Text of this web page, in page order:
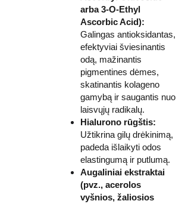
arba 3-O-Ethyl
Ascorbic Acid):
Galingas antioksidantas,
efektyviai šviesinantis
odą, mažinantis
pigmentines dėmes,
skatinantis kolageno
gamybą ir saugantis nuo
laisvųjų radikalų.
Hialurono rūgštis:
Užtikrina gilų drėkinimą,
padeda išlaikyti odos
elastingumą ir putlumą.
Augaliniai ekstraktai
(pvz., acerolos
vyšnios, žaliosios